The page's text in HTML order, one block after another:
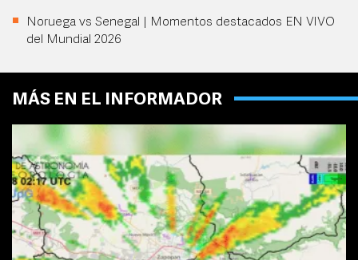
Noruega vs Senegal | Momentos destacados EN VIVO
del Mundial 2026
MÁS EN EL INFORMADOR